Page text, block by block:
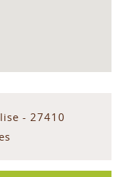
- 27410